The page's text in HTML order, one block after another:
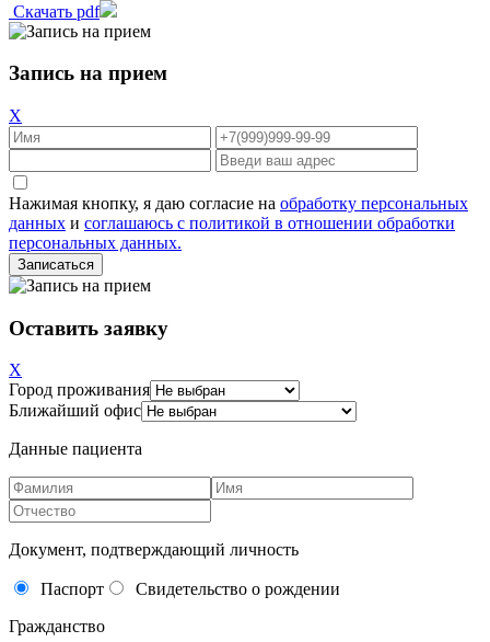
Скачать pdf
Запись на прием
X
Нажимая кнопку, я даю согласие на обработку персональных
данных и соглашаюсь с политикой в отношении обработки
персональных данных.
Оставить заявку
X
Город проживания
Ближайший офис
Данные пациента
Документ, подтверждающий личность
Паспорт
Свидетельство о рождении
Гражданство